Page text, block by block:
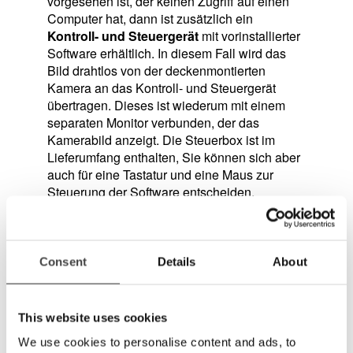
Consent Details About
This website uses cookies
We use cookies to personalise content and ads, to
Computer hat, dann ist zusätzlich ein
Kontroll- und Steuergerät mit vorinstallierter
Software erhältlich. In diesem Fall wird das
Bild drahtlos von der deckenmontierten
Kamera an das Kontroll- und Steuergerät
übertragen. Dieses ist wiederum mit einem
separaten Monitor verbunden, der das
Kamerabild anzeigt. Die Steuerbox ist im
Lieferumfang enthalten, Sie können sich aber
auch für eine Tastatur und eine Maus zur
Steuerung der Software entscheiden.